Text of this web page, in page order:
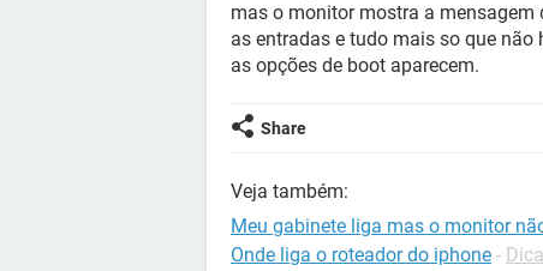
mas o monitor mostra a mensagem
as entradas e tudo mais so que
as opções de boot aparecem.
Share
Veja também:
Meu gabinete liga mas o monitor
Onde liga o roteador do iphone -